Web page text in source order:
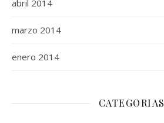
abril 2014
marzo 2014
enero 2014
CATEGORIAS